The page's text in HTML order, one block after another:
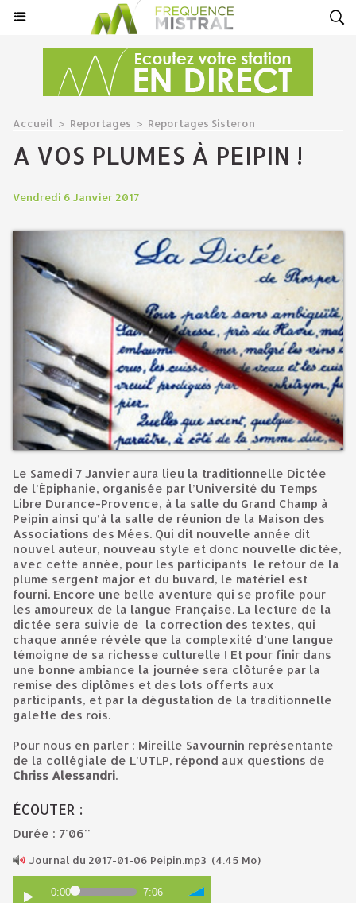
Accueil > Reportages > Reportages Sisteron
A VOS PLUMES À PEIPIN !
Vendredi 6 Janvier 2017
Le Samedi 7 Janvier aura lieu la traditionnelle Dictée
de l’Épiphanie, organisée par l’Université du Temps
Libre Durance-Provence, à la salle du Grand Champ à
Peipin ainsi qu’à la salle de réunion de la Maison des
Associations des Mées. Qui dit nouvelle année dit
nouvel auteur, nouveau style et donc nouvelle dictée,
avec cette année, pour les participants le retour de la
plume sergent major et du buvard, le matériel est
fourni. Encore une belle aventure qui se profile pour
les amoureux de la langue Française. La lecture de la
dictée sera suivie de la correction des textes, qui
chaque année révèle que la complexité d’une langue
témoigne de sa richesse culturelle ! Et pour finir dans
une bonne ambiance la journée sera clôturée par la
remise des diplômes et des lots offerts aux
participants, et par la dégustation de la traditionnelle
galette des rois.
Pour nous en parler : Mireille Savournin représentante
de la collégiale de L’UTLP, répond aux questions de
Chriss Alessandri.
ÉCOUTER :
Durée : 7'06''
Journal du 2017-01-06 Peipin.mp3 (4.45 Mo)
0:00 7:06